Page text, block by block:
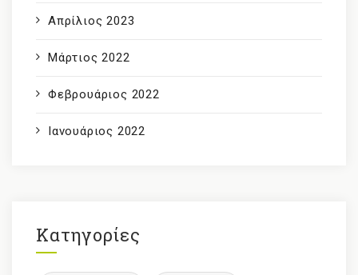
Απρίλιος 2023
Μάρτιος 2022
Φεβρουάριος 2022
Ιανουάριος 2022
Κατηγορίες